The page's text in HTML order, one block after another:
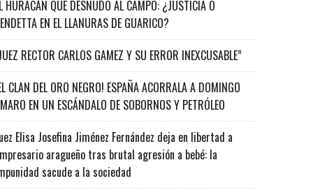
HURACÁN QUE DESNUDÓ AL CAMPO: ¿JUSTICIA O
EN EL LLANURAS DE GUARICO?
RECTOR CARLOS GAMEZ Y SU ERROR INEXCUSABLE”
CLAN DEL ORO NEGRO! ESPAÑA ACORRALA A DOMINGO
EN UN ESCÁNDALO DE SOBORNOS Y PETRÓLEO
Elisa Josefina Jiménez Fernández deja en libertad a
aragueño tras brutal agresión a bebé: la
sacude a la sociedad